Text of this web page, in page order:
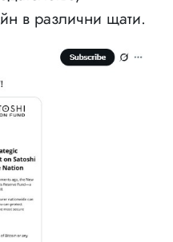
в различни щати.